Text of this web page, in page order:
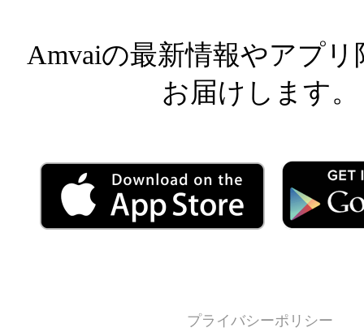
Amvaiの最新情報やアプリ
お届けします。
プライバシーポリシー